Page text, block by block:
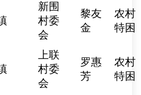
新围
村委
会
黎友
金
农村
特困
上联
村委
会
罗惠
芳
农村
特困